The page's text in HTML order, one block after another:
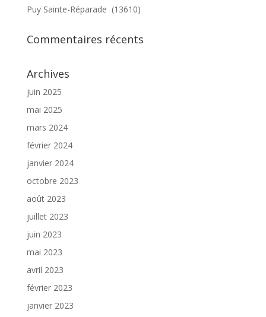
Puy Sainte-Réparade (13610)
Commentaires récents
Archives
juin 2025
mai 2025
mars 2024
février 2024
janvier 2024
octobre 2023
août 2023
juillet 2023
juin 2023
mai 2023
avril 2023
février 2023
janvier 2023